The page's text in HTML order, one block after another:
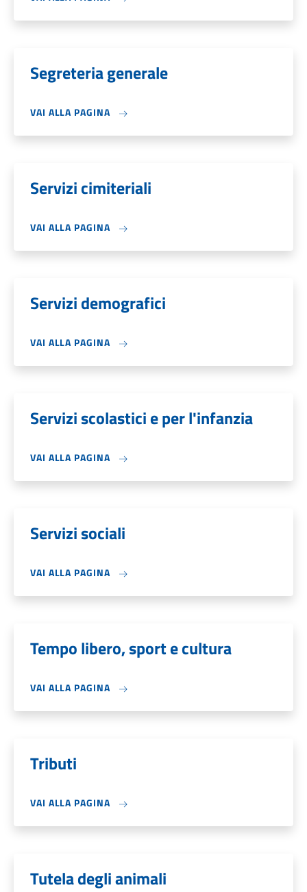
Segreteria generale
VAI ALLA PAGINA
Servizi cimiteriali
VAI ALLA PAGINA
Servizi demografici
VAI ALLA PAGINA
Servizi scolastici e per l'infanzia
VAI ALLA PAGINA
Servizi sociali
VAI ALLA PAGINA
Tempo libero, sport e cultura
VAI ALLA PAGINA
Tributi
VAI ALLA PAGINA
Tutela degli animali